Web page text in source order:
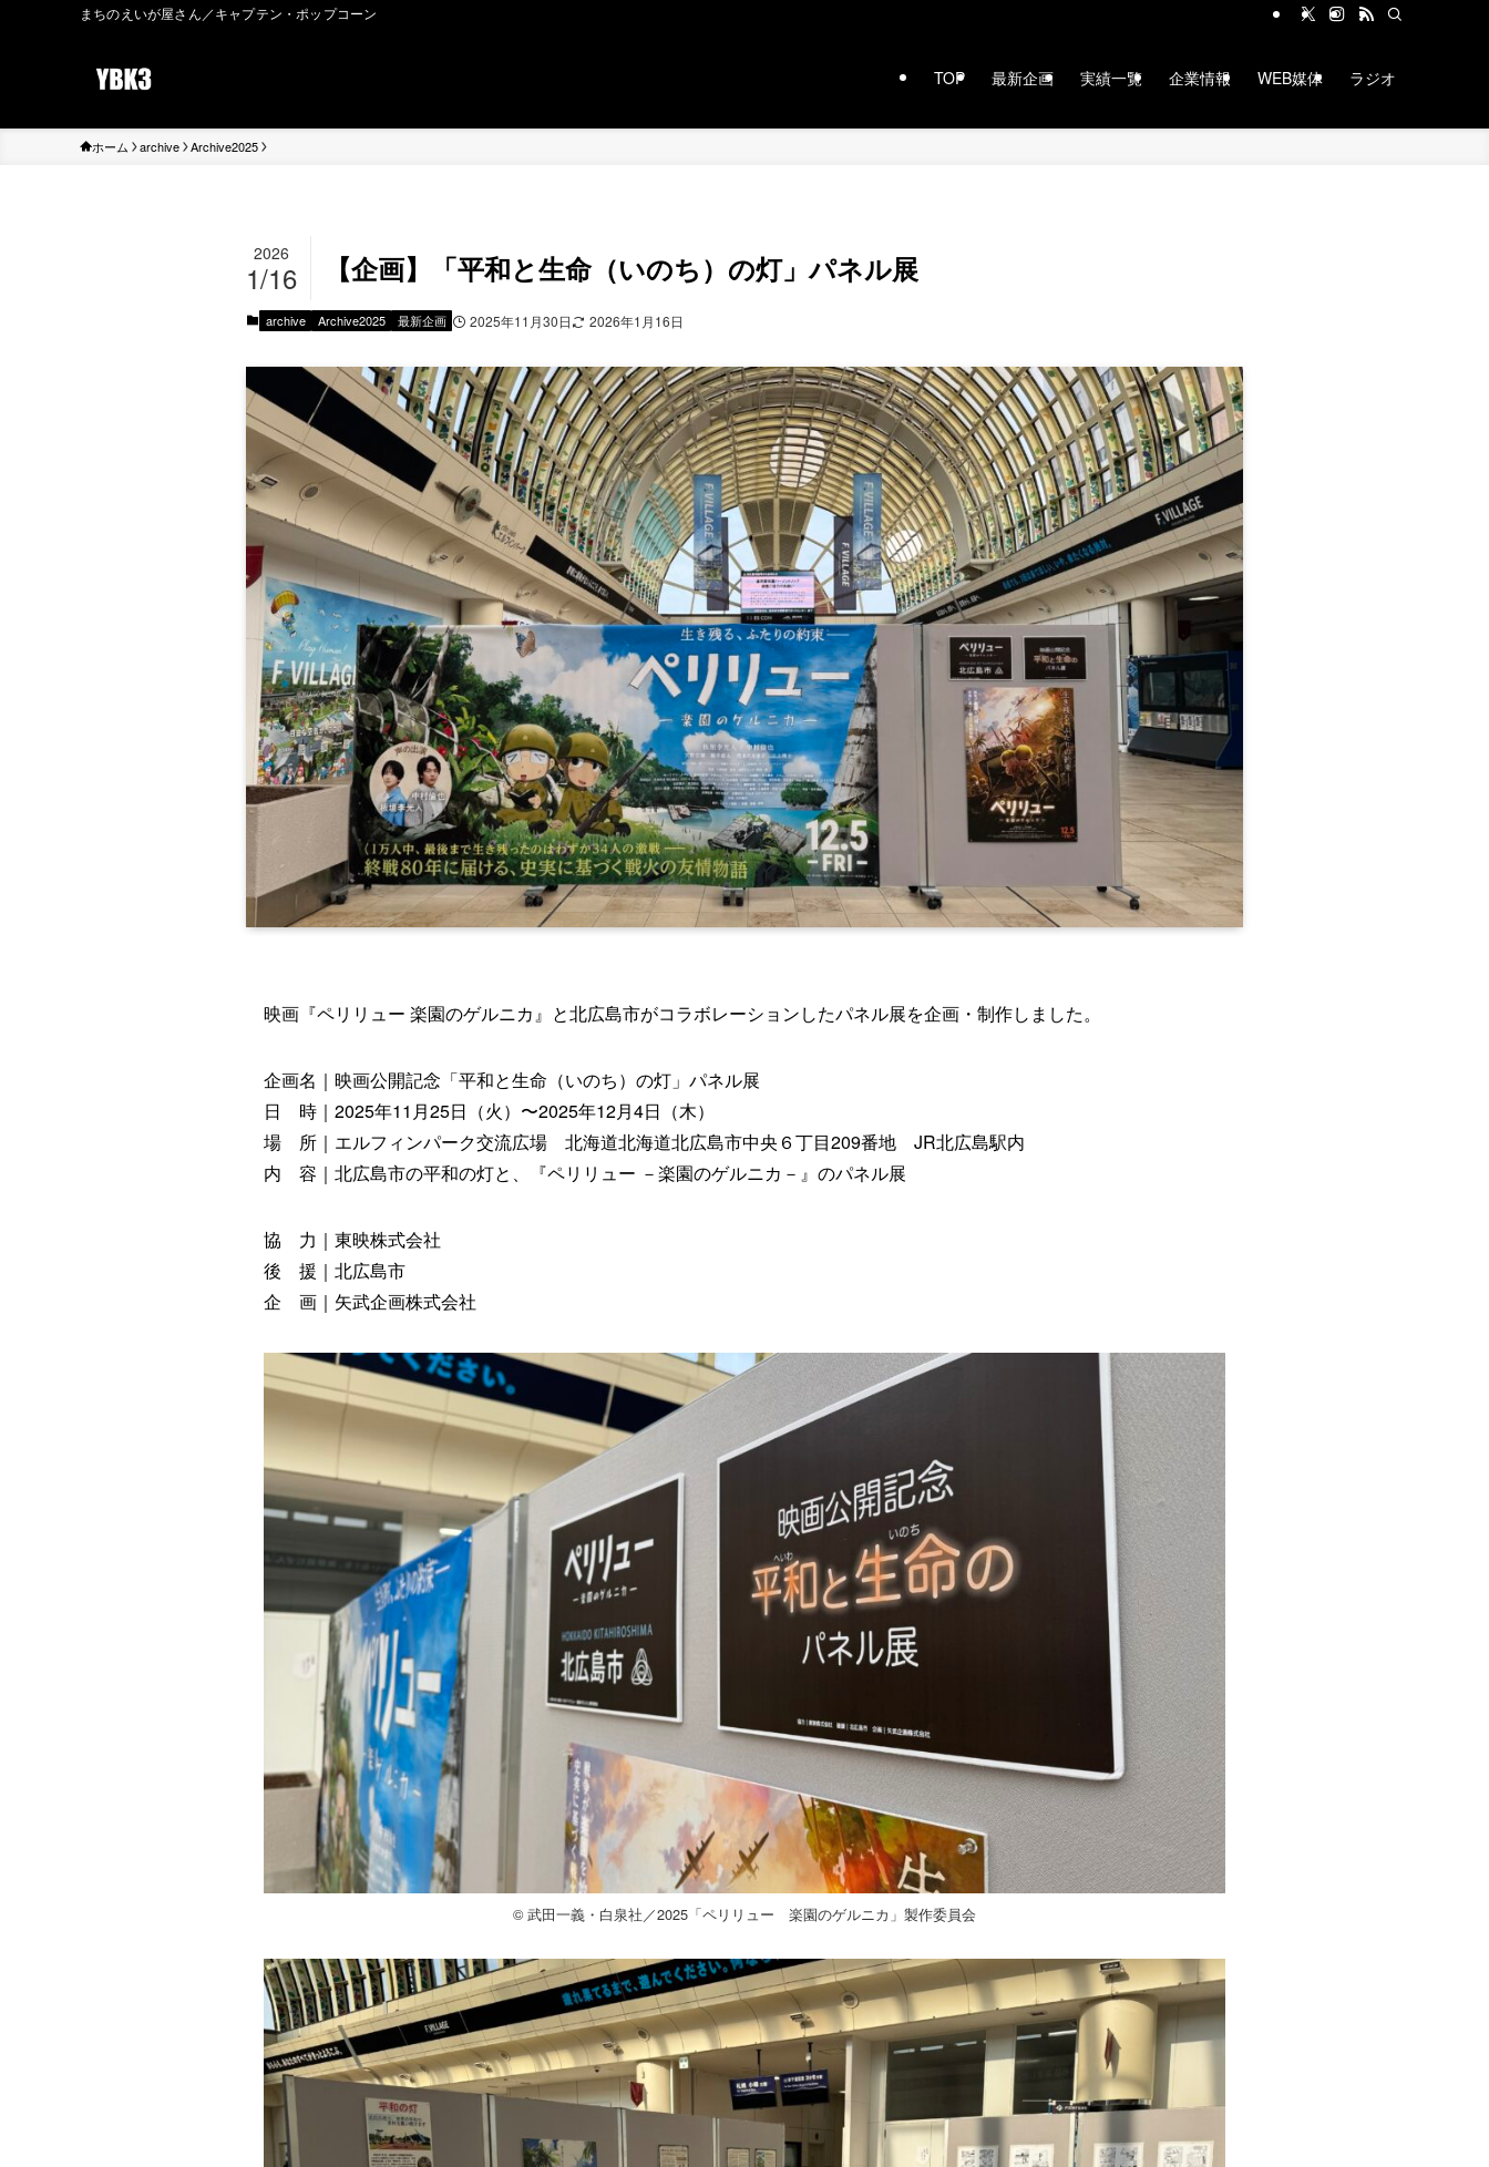
まちのえいが屋さん／キャプテン・ポップコーン
TOP 最新企画 実績一覧 企業情報 WEB媒体 ラジオ
ホーム archive Archive2025
【企画】「平和と生命（いのち）の灯」パネル展
2026
1/16
archive Archive2025 最新企画 2025年11月30日 2026年1月16日
映画『ペリリュー 楽園のゲルニカ』と北広島市がコラボレーションしたパネル展を企画・制作しました。
企画名｜映画公開記念「平和と生命（いのち）の灯」パネル展
日 時｜2025年11月25日（火）〜2025年12月4日（木）
場 所｜エルフィンパーク交流広場 北海道北海道北広島市中央６丁目209番地 JR北広島駅内
内 容｜北広島市の平和の灯と、『ペリリュー －楽園のゲルニカ－』のパネル展
協 力｜東映株式会社
後 援｜北広島市
企 画｜矢武企画株式会社
© 武田一義・白泉社／2025「ペリリュー 楽園のゲルニカ」製作委員会